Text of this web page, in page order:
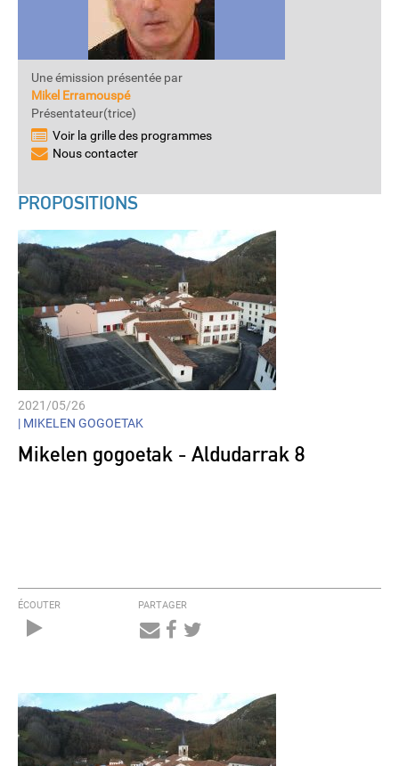
Une émission présentée par
Mikel Erramouspé
Présentateur(trice)
Voir la grille des programmes
Nous contacter
PROPOSITIONS
2021/05/26
| MIKELEN GOGOETAK
Mikelen gogoetak - Aldudarrak 8
ÉCOUTER PARTAGER